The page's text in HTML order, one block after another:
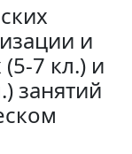
и
7 кл.) и
занятий